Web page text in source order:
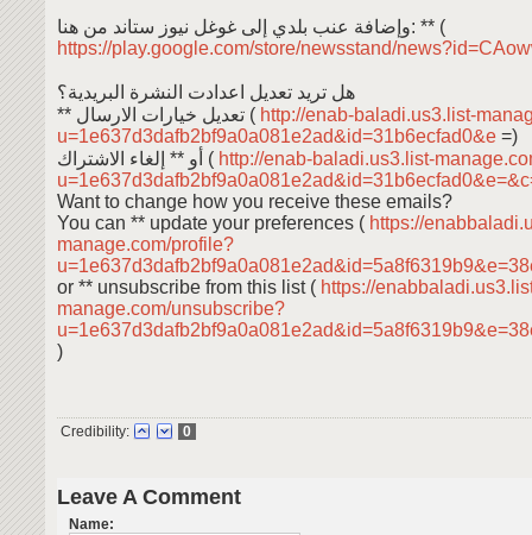
وإضافة عنب بلدي إلى غوغل نيوز ستاند من هنا: ** (
https://play.google.com/store/newsstand/
هل تريد تعديل اعدادت النشرة البريدية؟
** تعديل خيارات الارسال ( http://enab-baladi.us3.list-
u=1e637d3dafb2bf9a0a081e2ad&id=31b6ecfad0&e =)
أو ** إلغاء الاشتراك ( http://enab-baladi.us3.list-
Want to change how you receive these emails?
You can ** update your preferences ( https://
manage.com/profile?
or ** unsubscribe from this list ( https://
manage.com/unsubscribe?
)
Credibility: 0
Leave A Comment
Name: